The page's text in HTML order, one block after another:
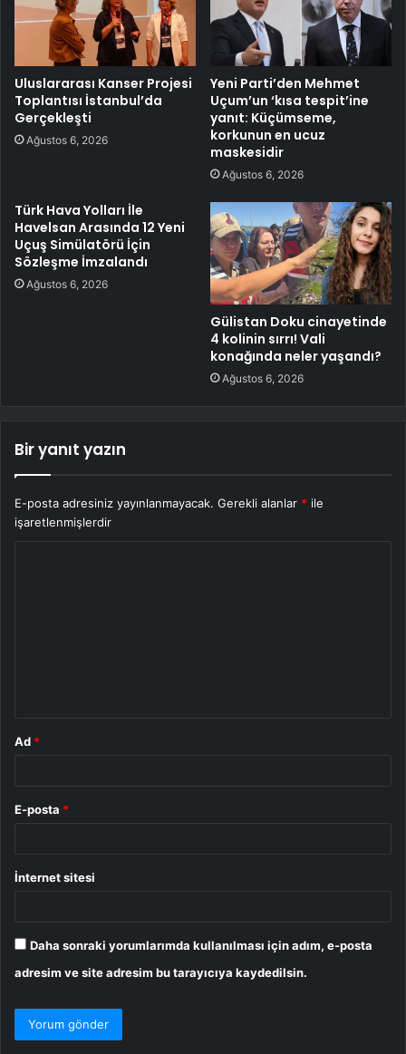
Uluslararası Kanser Projesi
Toplantısı İstanbul’da
Gerçekleşti
Ağustos 6, 2026
Yeni Parti’den Mehmet
Uçum’un ‘kısa tespit’ine
yanıt: Küçümseme,
korkunun en ucuz
maskesidir
Ağustos 6, 2026
Türk Hava Yolları İle
Havelsan Arasında 12 Yeni
Uçuş Simülatörü İçin
Sözleşme İmzalandı
Ağustos 6, 2026
Gülistan Doku cinayetinde
4 kolinin sırrı! Vali
konağında neler yaşandı?
Ağustos 6, 2026
Bir yanıt yazın
E-posta adresiniz yayınlanmayacak. Gerekli alanlar * ile
işaretlenmişlerdir
Ad *
E-posta *
İnternet sitesi
Daha sonraki yorumlarımda kullanılması için adım, e-posta
adresim ve site adresim bu tarayıcıya kaydedilsin.